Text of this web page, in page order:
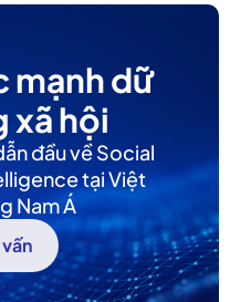
mạnh dữ
xã hội
đầu về Social
tại Việt
Nam Á